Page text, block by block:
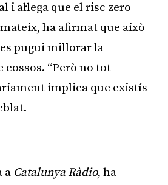
i al·lega que el risc zero
ha afirmat que això
pugui millorar la
“Però no tot
implica que existís
a Catalunya Ràdio, ha